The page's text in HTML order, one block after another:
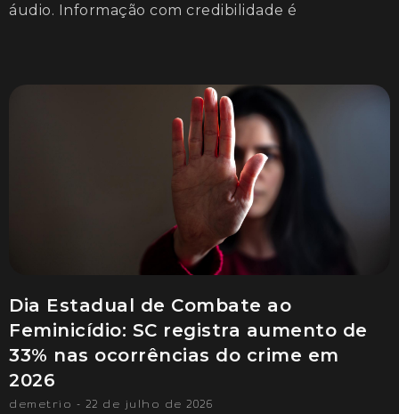
áudio. Informação com credibilidade é
Dia Estadual de Combate ao
Feminicídio: SC registra aumento de
33% nas ocorrências do crime em
2026
demetrio 22 de julho de 2026